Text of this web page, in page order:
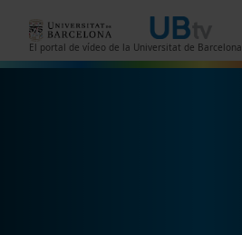
El portal de vídeo de la Universitat de Barcelona